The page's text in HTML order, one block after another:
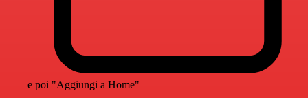
e poi "Aggiungi a Home"